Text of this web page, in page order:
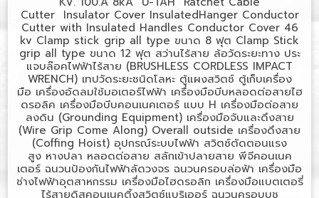
Cutter Insulator Cover InsulatedHanger Conductor
Cutter with Insulated Handles Conductor Cover 46
kv Clamp stick grip all type ขนาด 8 ฟุต Clamp Stick
grip all type ขนาด 12 ฟุต สว่านไร้สาย ล้อวัดระยะทาง ประ
แจบล๊อคไฟฟ้าไร้สาย (BRUSHLESS CORDLESS IMPACT
WRENCH) เทปวัดระยะชนิดโลหะ ตู้แผงสวิตช์ ตู้เก็บเครื่อง
มือ เครื่องอัดลมใช้มอเตอร์ไฟฟ้า เครื่องมือบีบหลอดต่อสายไฮ
ดรอลิค เครื่องมือบีบคอนเนคเตอร์ แบบ H เครื่องมือต่อสาย
ลงดิน (Grounding Equipment) เครื่องมือจับและดึงสาย
(Wire Grip Come Along) Overall outside เครื่องดึงสาย
(Coffing Hoist) อุปกรณ์ระบบไฟฟ้า สวิตซ์ตัดตอนแรง
สูง หางปลา หลอดต่อสาย สลักเข้าปลายสาย พีจีคอนเนค
เตอร์ ฉนวนป้องกันไฟฟ้าลัดวงจร ฉนวนครอบล่อฟ้า เครื่องมือ
ช่างไฟฟ้าอุตสาหกรรม เครื่องมือไฮดรอลิก เครื่องมือแบตเตอรี่
ไร้สายดิสคอนเนคติ้งสวิตซ์แบริเออร์ ฉนวนครอบบุช